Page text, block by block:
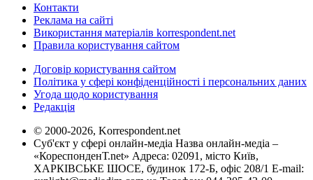
Контакти
Реклама на сайті
Використання матеріалів korrespondent.net
Правила користування сайтом
Договір користування сайтом
Політика у сфері конфіденційності і персональних даних
Угода щодо користування
Редакція
© 2000-2026, Korrespondent.net
Суб'єкт у сфері онлайн-медіа Назва онлайн-медіа –
«КореспонденТ.net» Адреса: 02091, місто Київ,
ХАРКІВСЬКЕ ШОСЕ, будинок 172-Б, офіс 208/1 E-mail: